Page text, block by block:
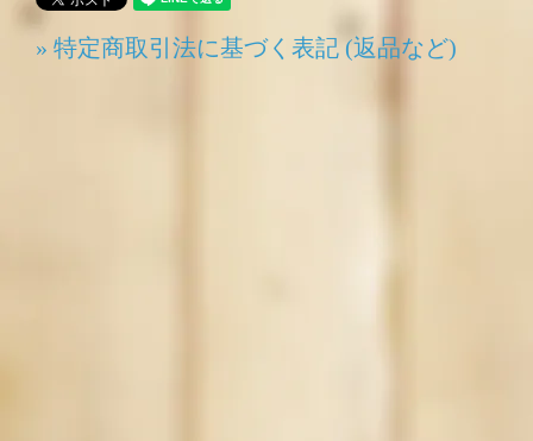
» 特定商取引法に基づく表記 (返品など)